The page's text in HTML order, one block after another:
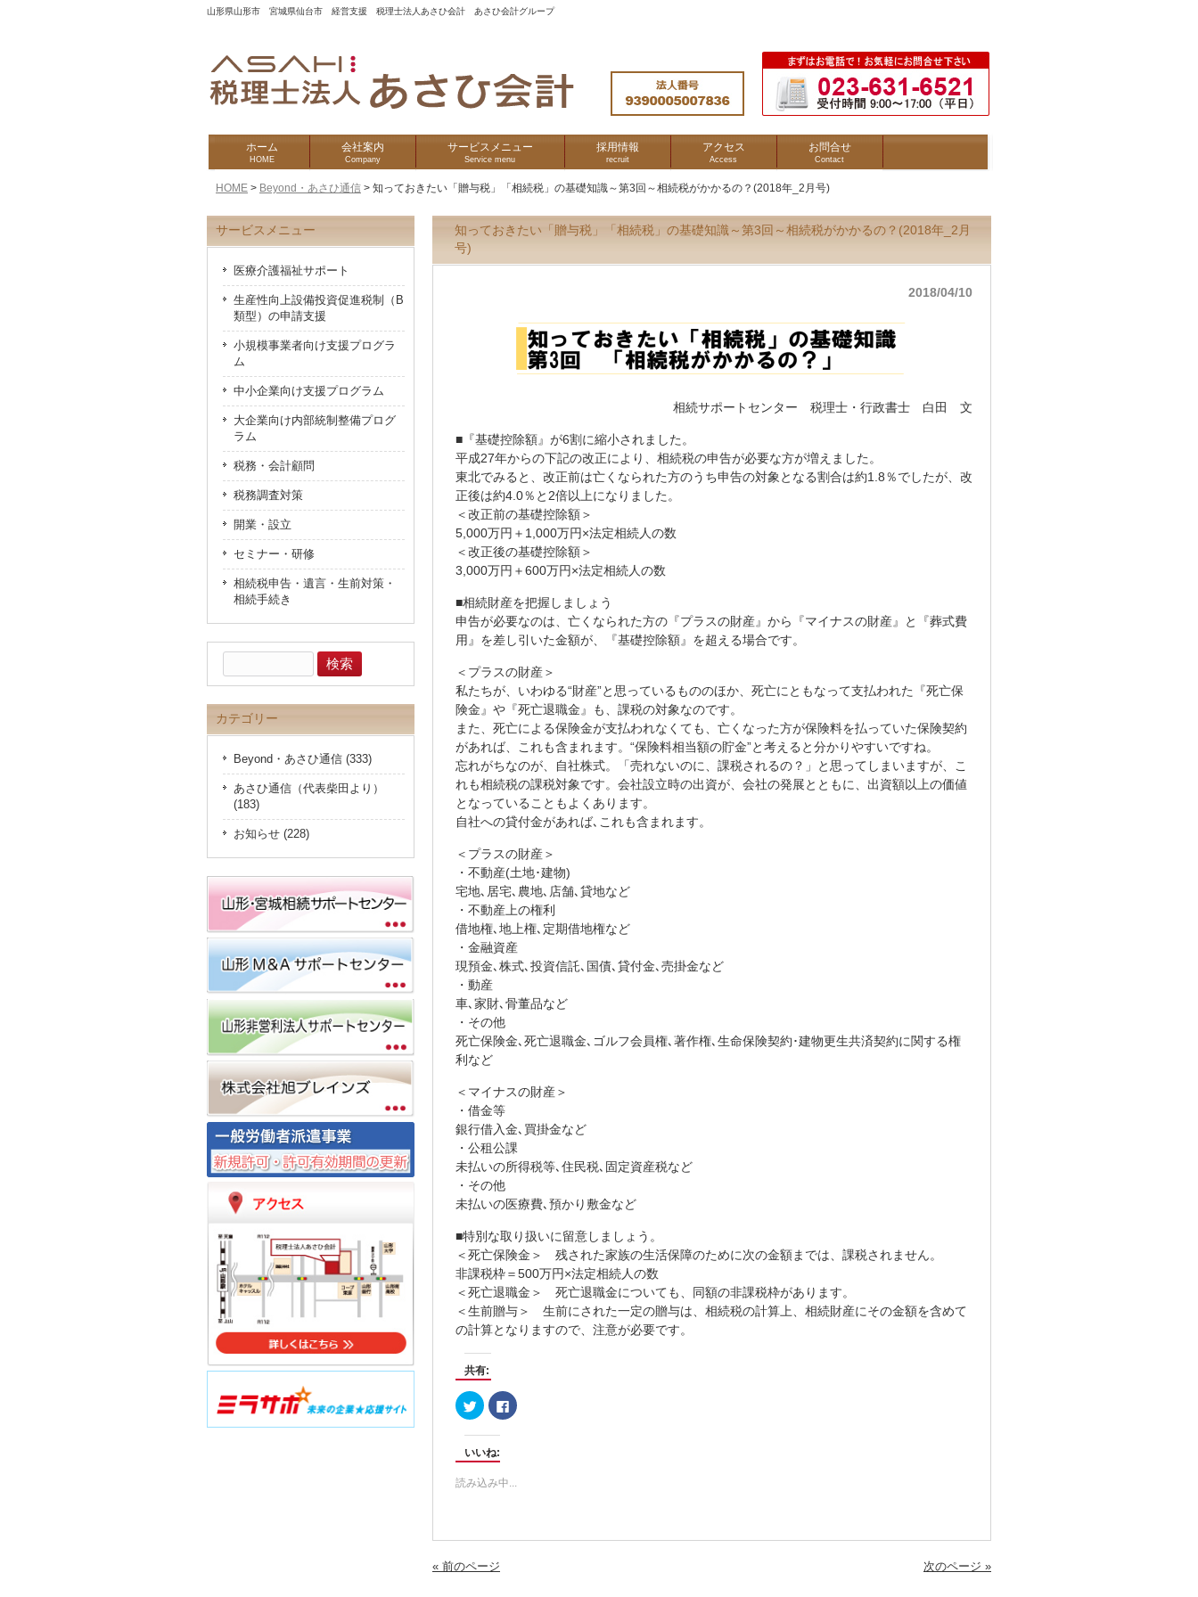
山形県山形市 宮城県仙台市 経営支援 税理士法人あさひ会計 あさひ会計グループ
ホーム
HOME
会社案内
Company
サービスメニュー
Service menu
採用情報
recruit
アクセス
Access
お問合せ
Contact
HOME > Beyond・あさひ通信 > 知っておきたい「贈与税」「相続税」の基礎知識～第3回～相続税がかかるの？(2018年_2月号)
知っておきたい「贈与税」「相続税」の基礎知識～第3回～相続税がかかるの？(2018年_2月
号)
2018/04/10
相続サポートセンター 税理士・行政書士 白田 文
■『基礎控除額』が6割に縮小されました。
平成27年からの下記の改正により、相続税の申告が必要な方が増えました。
東北でみると、改正前は亡くなられた方のうち申告の対象となる割合は約1.8％でしたが、改
正後は約4.0％と2倍以上になりました。
＜改正前の基礎控除額＞
5,000万円＋1,000万円×法定相続人の数
＜改正後の基礎控除額＞
3,000万円＋600万円×法定相続人の数
■相続財産を把握しましょう
申告が必要なのは、亡くなられた方の『プラスの財産』から『マイナスの財産』と『葬式費
用』を差し引いた金額が、『基礎控除額』を超える場合です。
＜プラスの財産＞
私たちが、いわゆる“財産”と思っているもののほか、死亡にともなって支払われた『死亡保
険金』や『死亡退職金』も、課税の対象なのです。
また、死亡による保険金が支払われなくても、亡くなった方が保険料を払っていた保険契約
があれば、これも含まれます。“保険料相当額の貯金”と考えると分かりやすいですね。
忘れがちなのが、自社株式。「売れないのに、課税されるの？」と思ってしまいますが、こ
れも相続税の課税対象です。会社設立時の出資が、会社の発展とともに、出資額以上の価値
となっていることもよくあります。
自社への貸付金があれば､これも含まれます。
＜プラスの財産＞
・不動産(土地･建物)
宅地､居宅､農地､店舗､貸地など
・不動産上の権利
借地権､地上権､定期借地権など
・金融資産
現預金､株式､投資信託､国債､貸付金､売掛金など
・動産
車､家財､骨董品など
・その他
死亡保険金､死亡退職金､ゴルフ会員権､著作権､生命保険契約･建物更生共済契約に関する権
利など
＜マイナスの財産＞
・借金等
銀行借入金､買掛金など
・公租公課
未払いの所得税等､住民税､固定資産税など
・その他
未払いの医療費､預かり敷金など
■特別な取り扱いに留意しましょう。
＜死亡保険金＞ 残された家族の生活保障のために次の金額までは、課税されません。
非課税枠＝500万円×法定相続人の数
＜死亡退職金＞ 死亡退職金についても、同額の非課税枠があります。
＜生前贈与＞ 生前にされた一定の贈与は、相続税の計算上、相続財産にその金額を含めて
の計算となりますので、注意が必要です。
共有:
ク
リ
ク
て
Twitter
で
共
ウ
ン
ド
Facebook
で
ク
て
いいね:
読み込み中...
« 前のページ 次のページ »
サービスメニュー
医療介護福祉サポート
生産性向上設備投資促進税制（B
類型）の申請支援
小規模事業者向け支援プログラ
ム
中小企業向け支援プログラム
大企業向け内部統制整備プログ
ラム
税務・会計顧問
税務調査対策
開業・設立
セミナー・研修
相続税申告・遺言・生前対策・
相続手続き
索:
カテゴリー
Beyond・あさひ通信 (333)
あさひ通信（代表柴田より）
(183)
お知らせ (228)